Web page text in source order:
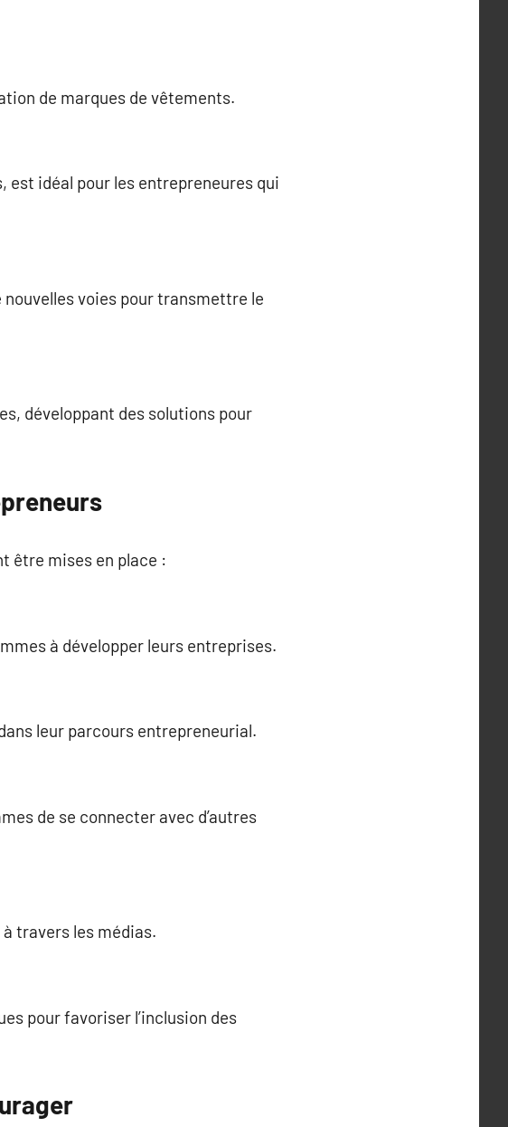
de marques de vêtements.
est idéal pour les entrepreneures qui
voies pour transmettre le
développant des solutions pour
être mises en place :
à développer leurs entreprises.
leur parcours entrepreneurial.
de se connecter avec d’autres
travers les médias.
pour favoriser l’inclusion des